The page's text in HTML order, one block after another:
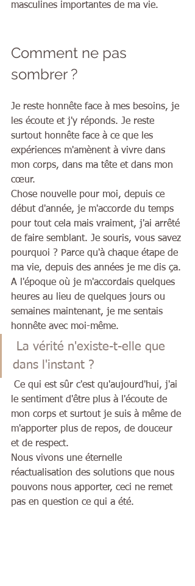
masculines importantes de ma vie.
Comment ne pas
sombrer ?
Je reste honnête face à mes besoins, je
les écoute et j'y réponds. Je reste
surtout honnête face à ce que les
expériences m'amènent à vivre dans
mon corps, dans ma tête et dans mon
cœur.
Chose nouvelle pour moi, depuis ce
début d'année, je m'accorde du temps
pour tout cela mais vraiment, j'ai arrêté
de faire semblant. Je souris, vous savez
pourquoi ? Parce qu'à chaque étape de
ma vie, depuis des années je me dis ça.
A l'époque où je m'accordais quelques
heures au lieu de quelques jours ou
semaines maintenant, je me sentais
honnête avec moi-même.
dans l'instant ?
le sentiment d'être plus à l'écoute de
mon corps et surtout je suis à même de
m'apporter plus de repos, de douceur
et de respect.
Nous vivons une éternelle
réactualisation des solutions que nous
pouvons nous apporter, ceci ne remet
pas en question ce qui a été.